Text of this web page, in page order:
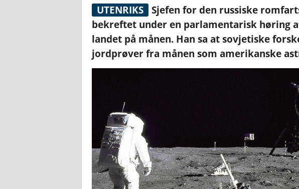
UTENRIKS
Sjefen for den russiske
bekreftet under en parlamentarisk høring
landet på månen. Han sa at sovjetiske
jordprøver fra månen som amerikanske